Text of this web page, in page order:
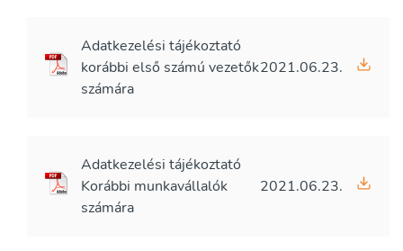
Adatkezelési tájékoztató
korábbi első számú vezetők
számára
2021.06.23.
Adatkezelési tájékoztató
Korábbi munkavállalók
számára
2021.06.23.